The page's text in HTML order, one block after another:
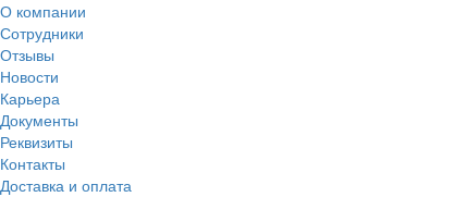
О компании
Сотрудники
Отзывы
Новости
Карьера
Документы
Реквизиты
Контакты
Доставка и оплата